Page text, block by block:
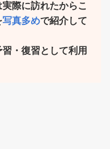
際に訪れたからこ
写真多めで紹介して
・復習として利用